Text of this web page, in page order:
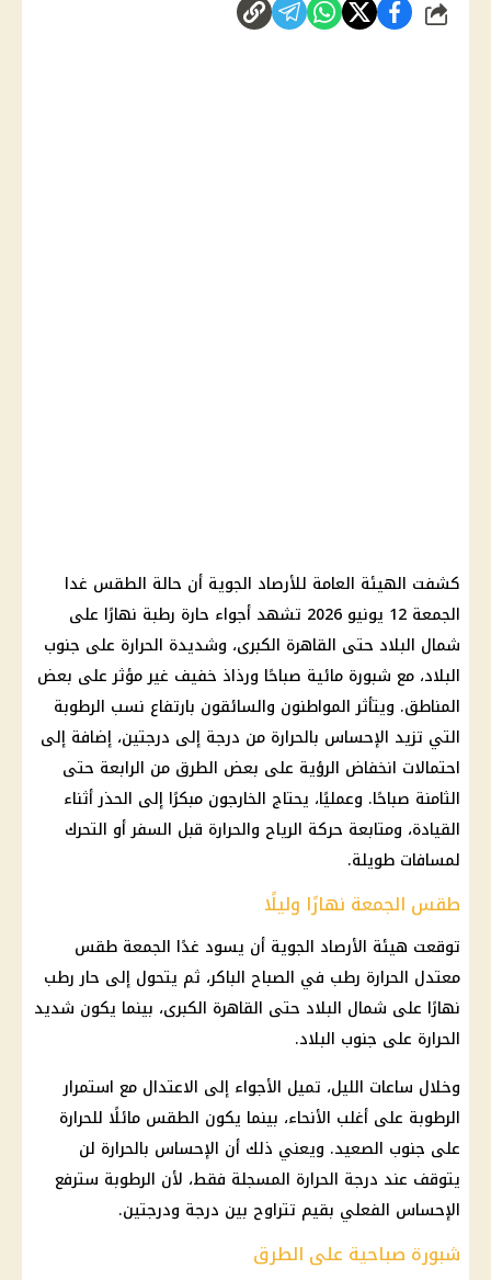
شارك
كشفت الهيئة العامة للأرصاد الجوية أن حالة الطقس غدا
الجمعة 12 يونيو 2026 تشهد أجواء حارة رطبة نهارًا على
شمال البلاد حتى القاهرة الكبرى، وشديدة الحرارة على جنوب
البلاد، مع شبورة مائية صباحًا ورذاذ خفيف غير مؤثر على بعض
المناطق. ويتأثر المواطنون والسائقون بارتفاع نسب الرطوبة
التي تزيد الإحساس بالحرارة من درجة إلى درجتين، إضافة إلى
احتمالات انخفاض الرؤية على بعض الطرق من الرابعة حتى
الثامنة صباحًا. وعمليًا، يحتاج الخارجون مبكرًا إلى الحذر أثناء
القيادة، ومتابعة حركة الرياح والحرارة قبل السفر أو التحرك
لمسافات طويلة.
طقس الجمعة نهارًا وليلًا
توقعت هيئة الأرصاد الجوية أن يسود غدًا الجمعة طقس
معتدل الحرارة رطب في الصباح الباكر، ثم يتحول إلى حار رطب
نهارًا على شمال البلاد حتى القاهرة الكبرى، بينما يكون شديد
الحرارة على جنوب البلاد.
وخلال ساعات الليل، تميل الأجواء إلى الاعتدال مع استمرار
الرطوبة على أغلب الأنحاء، بينما يكون الطقس مائلًا للحرارة
على جنوب الصعيد. ويعني ذلك أن الإحساس بالحرارة لن
يتوقف عند درجة الحرارة المسجلة فقط، لأن الرطوبة سترفع
الإحساس الفعلي بقيم تتراوح بين درجة ودرجتين.
شبورة صباحية على الطرق